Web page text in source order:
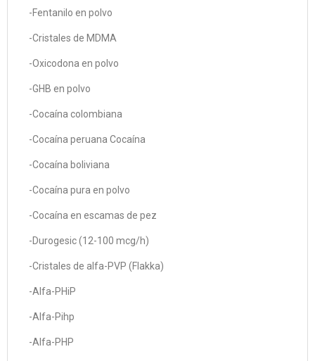
-Fentanilo en polvo
-Cristales de MDMA
-Oxicodona en polvo
-GHB en polvo
-Cocaína colombiana
-Cocaína peruana Cocaína
-Cocaína boliviana
-Cocaína pura en polvo
-Cocaína en escamas de pez
-Durogesic (12-100 mcg/h)
-Cristales de alfa-PVP (Flakka)
-Alfa-PHiP
-Alfa-Pihp
-Alfa-PHP